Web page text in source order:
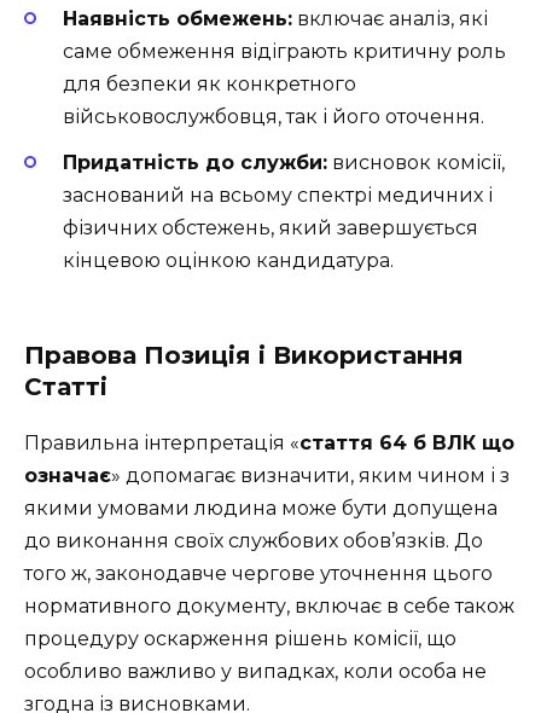
Наявність обмежень: включає аналіз, які
саме обмеження відіграють критичну роль
для безпеки як конкретного
військовослужбовця, так і його оточення.
Придатність до служби: висновок комісії,
заснований на всьому спектрі медичних і
фізичних обстежень, який завершується
кінцевою оцінкою кандидатура.
Правова Позиція і Використання
Статті
Правильна інтерпретація «стаття 64 б ВЛК що
означає» допомагає визначити, яким чином і з
якими умовами людина може бути допущена
до виконання своїх службових обов’язків. До
того ж, законодавче чергове уточнення цього
нормативного документу, включає в себе також
процедуру оскарження рішень комісії, що
особливо важливо у випадках, коли особа не
згодна із висновками.